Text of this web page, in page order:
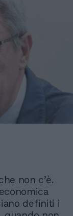
non c’è.
definiti i